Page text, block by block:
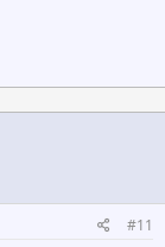
#11